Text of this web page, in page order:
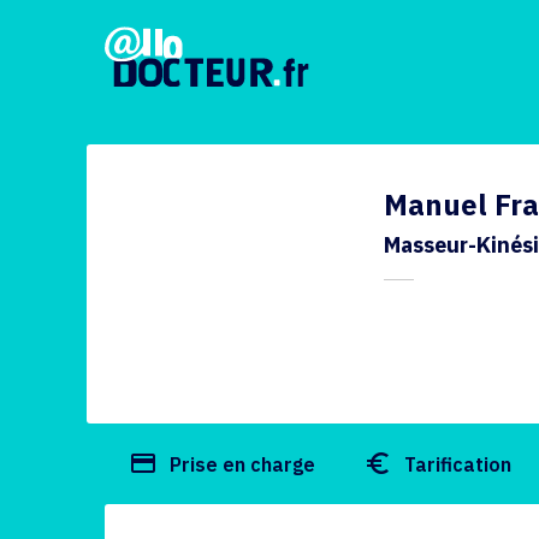
Manuel
Masseur-
payment Prise en charge euro_symbol Tarification